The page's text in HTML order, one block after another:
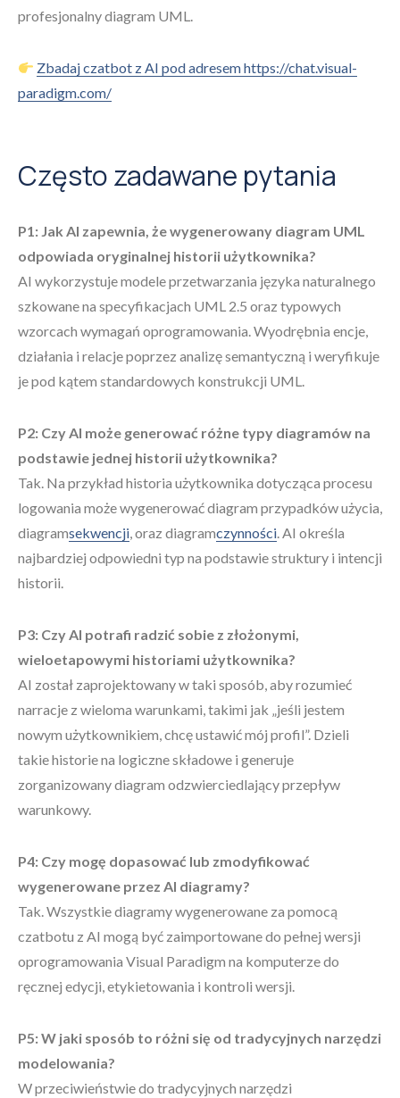
profesjonalny diagram UML.
Zbadaj czatbot z AI pod adresem https://chat.visual-
paradigm.com/
Często zadawane pytania
P1: Jak AI zapewnia, że wygenerowany diagram UML
odpowiada oryginalnej historii użytkownika?
AI wykorzystuje modele przetwarzania języka naturalnego
szkowane na specyfikacjach UML 2.5 oraz typowych
wzorcach wymagań oprogramowania. Wyodrębnia encje,
działania i relacje poprzez analizę semantyczną i weryfikuje
je pod kątem standardowych konstrukcji UML.
P2: Czy AI może generować różne typy diagramów na
podstawie jednej historii użytkownika?
Tak. Na przykład historia użytkownika dotycząca procesu
logowania może wygenerować diagram przypadków użycia,
diagramsekwencji, oraz diagramczynności. AI określa
najbardziej odpowiedni typ na podstawie struktury i intencji
historii.
P3: Czy AI potrafi radzić sobie z złożonymi,
wieloetapowymi historiami użytkownika?
AI został zaprojektowany w taki sposób, aby rozumieć
narracje z wieloma warunkami, takimi jak „jeśli jestem
nowym użytkownikiem, chcę ustawić mój profil”. Dzieli
takie historie na logiczne składowe i generuje
zorganizowany diagram odzwierciedlający przepływ
warunkowy.
P4: Czy mogę dopasować lub zmodyfikować
wygenerowane przez AI diagramy?
Tak. Wszystkie diagramy wygenerowane za pomocą
czatbotu z AI mogą być zaimportowane do pełnej wersji
oprogramowania Visual Paradigm na komputerze do
ręcznej edycji, etykietowania i kontroli wersji.
P5: W jaki sposób to różni się od tradycyjnych narzędzi
modelowania?
W przeciwieństwie do tradycyjnych narzędzi